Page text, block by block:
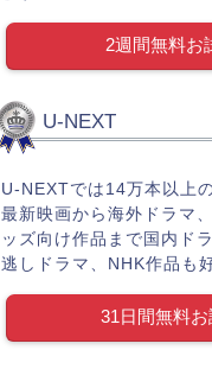
2週間無料お
U-NEXT
U-NEXTでは14万本以上
最新映画から海外ドラマ
ッズ向け作品まで国内ド
逃しドラマ、NHK作品も
31日間無料お